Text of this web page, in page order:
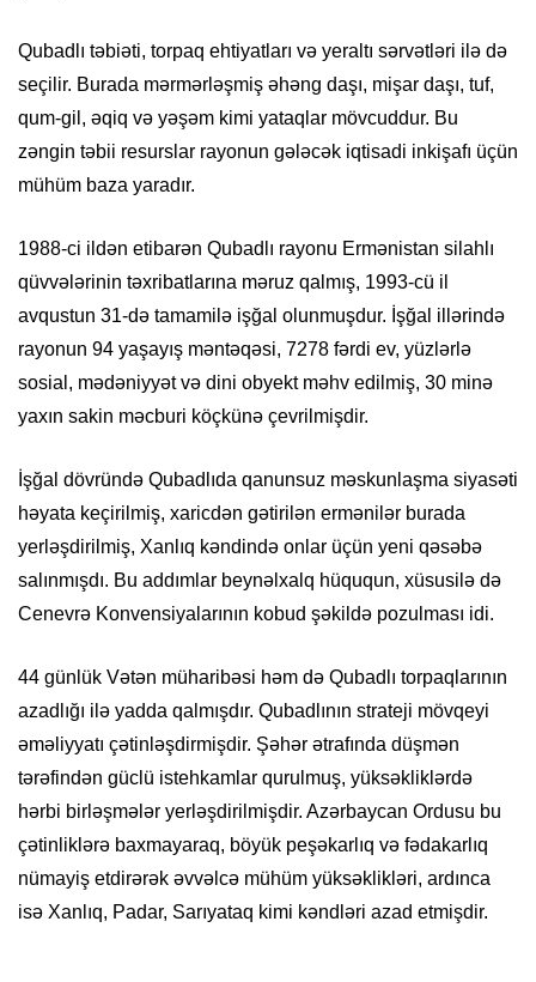
Qubadlı təbiəti, torpaq ehtiyatları və yeraltı sərvətləri ilə də
seçilir. Burada mərmərləşmiş əhəng daşı, mişar daşı, tuf,
qum-gil, əqiq və yəşəm kimi yataqlar mövcuddur. Bu
zəngin təbii resurslar rayonun gələcək iqtisadi inkişafı üçün
mühüm baza yaradır.
1988-ci ildən etibarən Qubadlı rayonu Ermənistan silahlı
qüvvələrinin təxribatlarına məruz qalmış, 1993-cü il
avqustun 31-də tamamilə işğal olunmuşdur. İşğal illərində
rayonun 94 yaşayış məntəqəsi, 7278 fərdi ev, yüzlərlə
sosial, mədəniyyət və dini obyekt məhv edilmiş, 30 minə
yaxın sakin məcburi köçkünə çevrilmişdir.
İşğal dövründə Qubadlıda qanunsuz məskunlaşma siyasəti
həyata keçirilmiş, xaricdən gətirilən ermənilər burada
yerləşdirilmiş, Xanlıq kəndində onlar üçün yeni qəsəbə
salınmışdı. Bu addımlar beynəlxalq hüququn, xüsusilə də
Cenevrə Konvensiyalarının kobud şəkildə pozulması idi.
44 günlük Vətən müharibəsi həm də Qubadlı torpaqlarının
azadlığı ilə yadda qalmışdır. Qubadlının strateji mövqeyi
əməliyyatı çətinləşdirmişdir. Şəhər ətrafında düşmən
tərəfindən güclü istehkamlar qurulmuş, yüksəkliklərdə
hərbi birləşmələr yerləşdirilmişdir. Azərbaycan Ordusu bu
çətinliklərə baxmayaraq, böyük peşəkarlıq və fədakarlıq
nümayiş etdirərək əvvəlcə mühüm yüksəklikləri, ardınca
isə Xanlıq, Padar, Sarıyataq kimi kəndləri azad etmişdir.